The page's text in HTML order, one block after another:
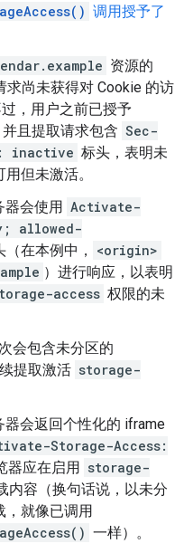
调用授予了
资源的
求尚未获得对 Cookie 的访
，用户之前已授予
且提取请求包含 Sec-
inactive 标头，表明未
但未激活。
器会使用 Activate-
allowed-
（在本例中，
<origin>
）进行响应，以表明
access 权限的未
会包含未分区的
提取激活 storage-
器会返回个性化的 iframe
Storage-Access:
器应在启用
storage-
内容（换句话说，以未分
，就像已调用
一样）。